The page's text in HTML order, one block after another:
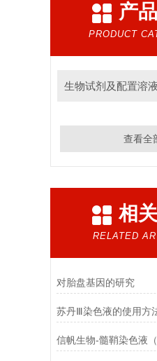
产
PRODUCT
生物试剂及配置溶液
查看全
相
RELATED
对胎盘基因的研究
苏丹Ⅲ染色液的使用方